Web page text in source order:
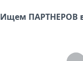
Ищем ПАРТНЕРОВ